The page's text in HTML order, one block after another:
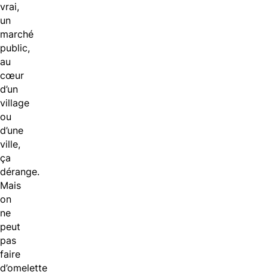
vrai,
un
marché
public,
au
cœur
d’un
village
ou
d’une
ville,
ça
dérange.
Mais
on
ne
peut
pas
faire
d’omelette